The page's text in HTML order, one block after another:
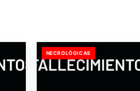
NECROLÓGICAS